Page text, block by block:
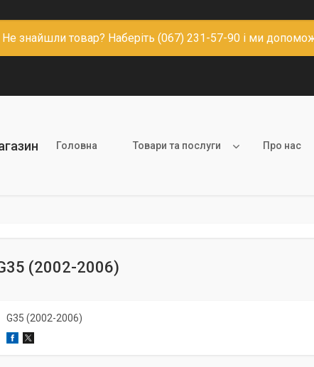
Не знайшли товар? Наберіть (067) 231-57-90 і ми
Головна Товари та послуги Про нас
(2002-2006)
G35 (2002-2006)